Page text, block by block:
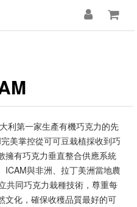
利第一家生產有機巧克力的先
美掌控從可可豆栽植採收到巧
擁有巧克力垂直整合供應系統
ICAM與非洲、拉丁美洲當地農
共同巧克力栽種技術，尊重每
文化，確保收穫品質最好的可